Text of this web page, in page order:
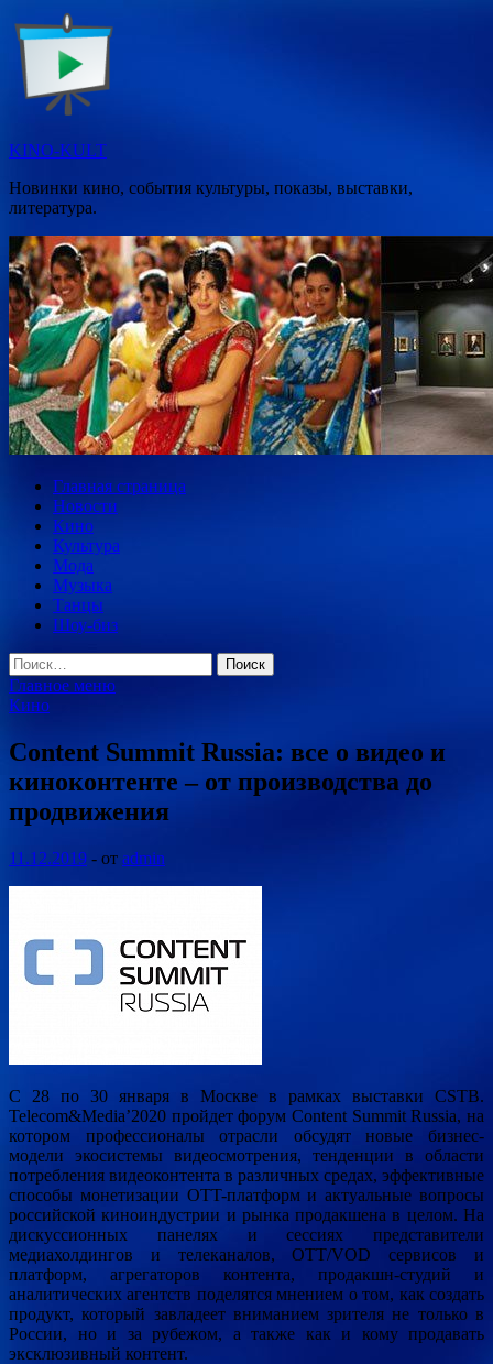
Перейти
к
содержимому
KINO-KULT
Новинки кино, события культуры, показы, выставки,
литература.
Главная страница
Новости
Кино
Культура
Мода
Музыка
Танцы
Шоу-биз
Найти:
Главное меню
Кино
Content Summit Russia: все о видео и
киноконтенте – от производства до
продвижения
11.12.2019 - от admin
C 28 по 30 января в Москве в рамках выставки CSTB.
Telecom&Media’2020 пройдет форум Content Summit Russia, на
котором профессионалы отрасли обсудят новые бизнес-
модели экосистемы видеосмотрения, тенденции в области
потребления видеоконтента в различных средах, эффективные
способы монетизации OTT-платформ и актуальные вопросы
российской киноиндустрии и рынка продакшена в целом. На
дискуссионных панелях и сессиях представители
медиахолдингов и телеканалов, OTT/VOD сервисов и
платформ, агрегаторов контента, продакшн-студий и
аналитических агентств поделятся мнением о том, как создать
продукт, который завладеет вниманием зрителя не только в
России, но и за рубежом, а также как и кому продавать
эксклюзивный контент.